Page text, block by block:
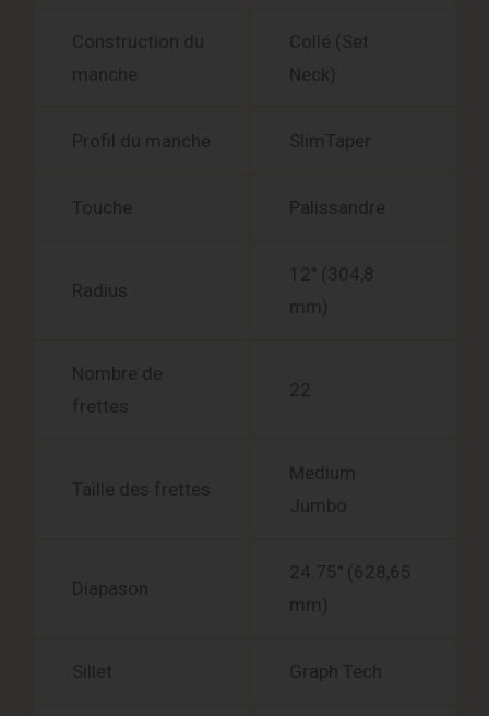
Construction du
manche
Collé (Set
Neck)
Profil du manche SlimTaper
Touche Palissandre
Radius
12″ (304,8
mm)
Nombre de
frettes
22
Taille des frettes
Medium
Jumbo
Diapason
24.75″ (628,65
mm)
Sillet Graph Tech